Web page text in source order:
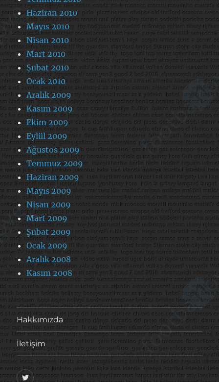
Haziran 2010
Mayıs 2010
Nisan 2010
Mart 2010
Şubat 2010
Ocak 2010
Aralık 2009
Kasım 2009
Ekim 2009
Eylül 2009
Ağustos 2009
Temmuz 2009
Haziran 2009
Mayıs 2009
Nisan 2009
Mart 2009
Şubat 2009
Ocak 2009
Aralık 2008
Kasım 2008
Hakkımızda
İletişim
@footballove